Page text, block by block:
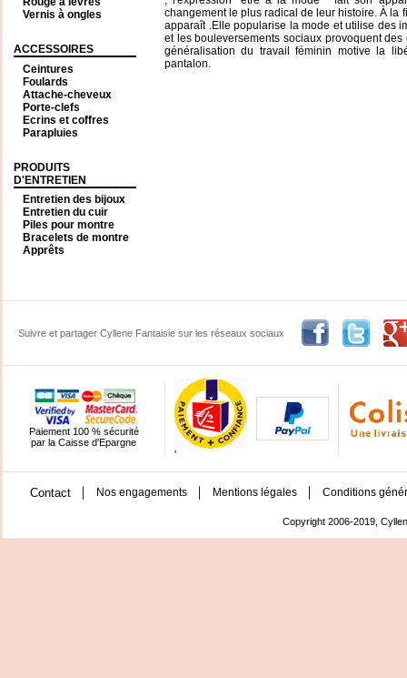
Vernis à ongles
ACCESSOIRES
Ceintures
Foulards
Attache-cheveux
Porte-clefs
Ecrins et coffres
Parapluies
PRODUITS
D'ENTRETIEN
Entretien des bijoux
Entretien du cuir
Piles pour montre
Bracelets de montre
Apprêts
changement le plus radical de leur histoire. À la
apparaît .Elle popularise la mode et utilise des
et les bouleversements sociaux provoquent
généralisation du travail féminin motive la
pantalon.
Suivre et partager Cyllene Fantaisie sur les réseaux sociaux
Paiement 100 % sécurité
par la Caisse d'Epargne
'
Contact Nos engagements Mentions légales Conditions
Copyright 2006-2019,